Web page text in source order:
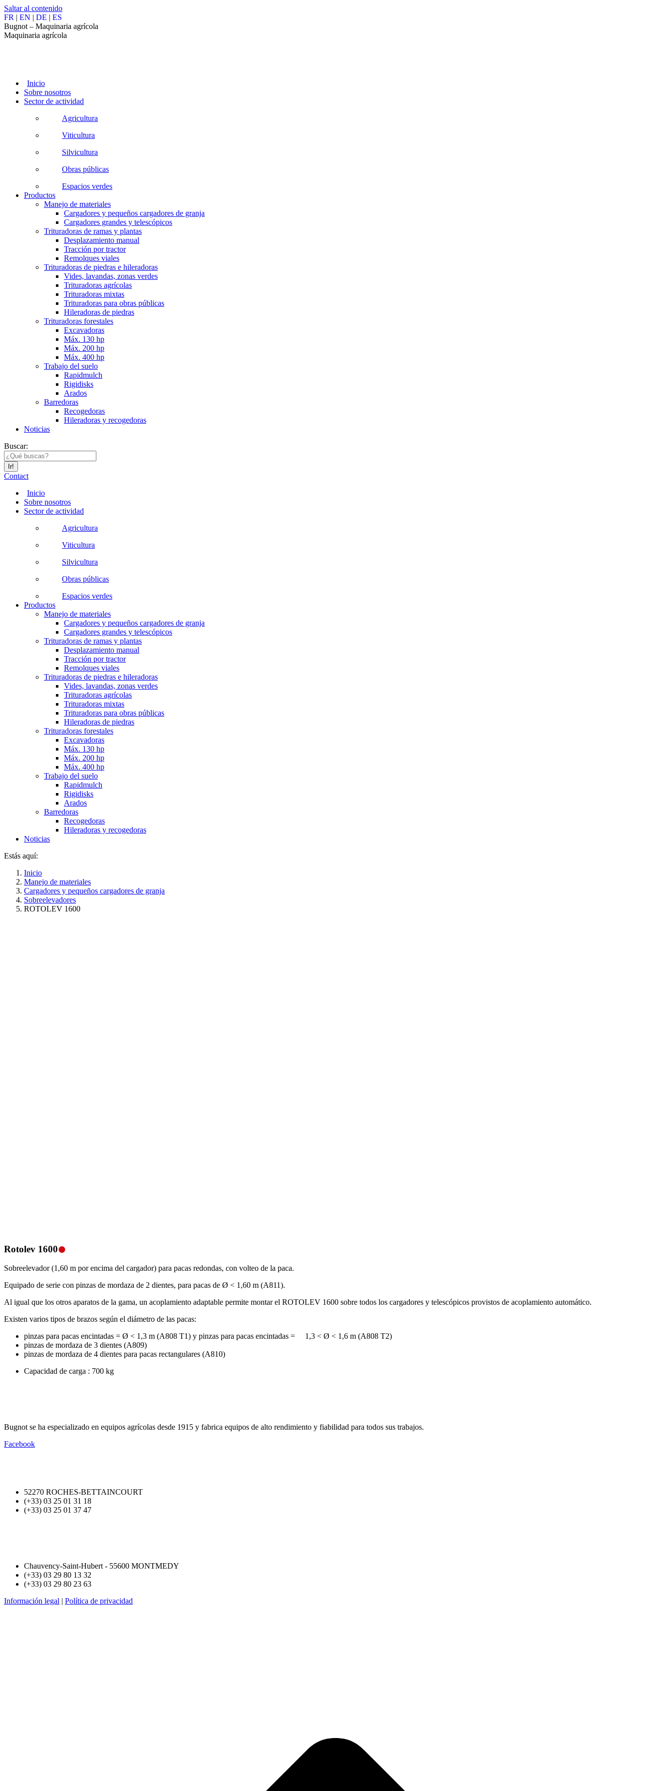
Saltar al contenido
FR | EN | DE | ES
Bugnot – Maquinaria agrícola
Maquinaria agrícola
Inicio
Sobre nosotros
Sector de actividad
Agricultura
Viticultura
Silvicultura
Obras públicas
Espacios verdes
Productos
Manejo de materiales
Cargadores y pequeños cargadores de granja
Cargadores grandes y telescópicos
Trituradoras de ramas y plantas
Desplazamiento manual
Tracción por tractor
Remolques viales
Trituradoras de piedras e hileradoras
Vides, lavandas, zonas verdes
Trituradoras agrícolas
Trituradoras mixtas
Trituradoras para obras públicas
Hileradoras de piedras
Trituradoras forestales
Excavadoras
Máx. 130 hp
Máx. 200 hp
Máx. 400 hp
Trabajo del suelo
Rapidmulch
Rigidisks
Arados
Barredoras
Recogedoras
Hileradoras y recogedoras
Noticias
Buscar:
Contact
Inicio
Sobre nosotros
Sector de actividad
Agricultura
Viticultura
Silvicultura
Obras públicas
Espacios verdes
Productos
Manejo de materiales
Cargadores y pequeños cargadores de granja
Cargadores grandes y telescópicos
Trituradoras de ramas y plantas
Desplazamiento manual
Tracción por tractor
Remolques viales
Trituradoras de piedras e hileradoras
Vides, lavandas, zonas verdes
Trituradoras agrícolas
Trituradoras mixtas
Trituradoras para obras públicas
Hileradoras de piedras
Trituradoras forestales
Excavadoras
Máx. 130 hp
Máx. 200 hp
Máx. 400 hp
Trabajo del suelo
Rapidmulch
Rigidisks
Arados
Barredoras
Recogedoras
Hileradoras y recogedoras
Noticias
Estás aquí:
Inicio
Manejo de materiales
Cargadores y pequeños cargadores de granja
Sobreelevadores
ROTOLEV 1600
Rotolev 1600.
Sobreelevador (1,60 m por encima del cargador) para pacas redondas, con volteo de la paca.
Equipado de serie con pinzas de mordaza de 2 dientes, para pacas de Ø < 1,60 m (A811).
Al igual que los otros aparatos de la gama, un acoplamiento adaptable permite montar el ROTOLEV 1600 sobre todos los cargadores y telescópicos provistos de acoplamiento automático.
Existen varios tipos de brazos según el diámetro de las pacas:
pinzas para pacas encintadas = Ø < 1,3 m (A808 T1) y pinzas para pacas encintadas = 1,3 < Ø < 1,6 m (A808 T2)
pinzas de mordaza de 3 dientes (A809)
pinzas de mordaza de 4 dientes para pacas rectangulares (A810)
Capacidad de carga : 700 kg
Bugnot se ha especializado en equipos agrícolas desde 1915 y fabrica equipos de alto rendimiento y fiabilidad para todos sus trabajos.
Facebook
52270 ROCHES-BETTAINCOURT
(+33) 03 25 01 31 18
(+33) 03 25 01 37 47
Chauvency-Saint-Hubert - 55600 MONTMEDY
(+33) 03 29 80 13 32
(+33) 03 29 80 23 63
Información legal | Política de privacidad